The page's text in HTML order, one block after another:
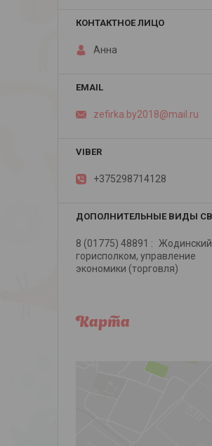
Анна
zefirka.by2018@mail.ru
+375298714128
8 (01775) 48891
Жодинский
горисполком, управление
экономики (торговля)
Карта